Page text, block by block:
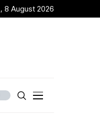
8 August 2026